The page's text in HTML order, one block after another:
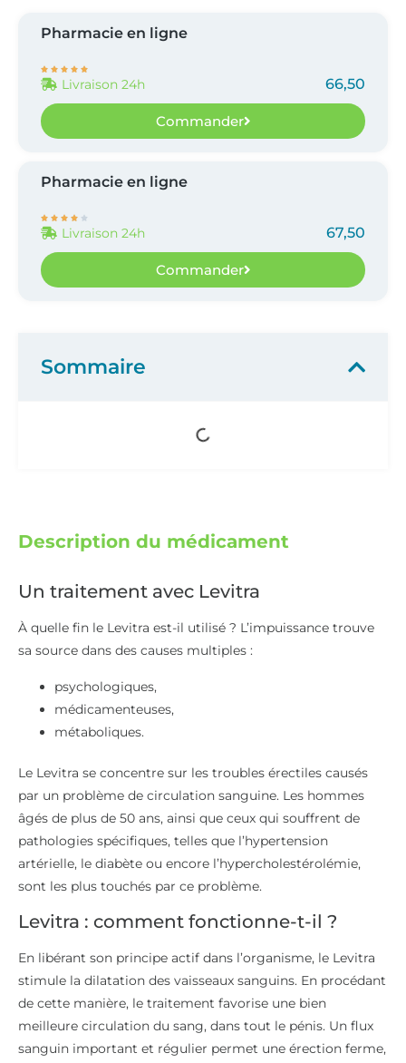
Pharmacie en ligne
    
Livraison 24h 66,50
Commander
Pharmacie en ligne
    
Livraison 24h 67,50
Commander
Description du médicament
Un traitement avec Levitra
À quelle fin le Levitra est-il utilisé ? L’impuissance trouve
sa source dans des causes multiples :
psychologiques,
médicamenteuses,
métaboliques.
Le Levitra se concentre sur les troubles érectiles causés
par un problème de circulation sanguine. Les hommes
âgés de plus de 50 ans, ainsi que ceux qui souffrent de
pathologies spécifiques, telles que l’hypertension
artérielle, le diabète ou encore l’hypercholestérolémie,
sont les plus touchés par ce problème.
Levitra : comment fonctionne-t-il ?
En libérant son principe actif dans l’organisme, le Levitra
stimule la dilatation des vaisseaux sanguins. En procédant
de cette manière, le traitement favorise une bien
meilleure circulation du sang, dans tout le pénis. Un flux
sanguin important et régulier permet une érection ferme,
Sommaire